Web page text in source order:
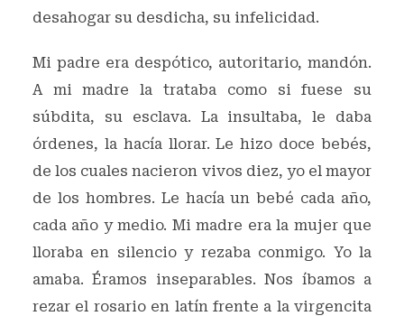
desahogar su desdicha, su infelicidad.
Mi padre era despótico, autoritario, mandón.
A mi madre la trataba como si fuese su
súbdita, su esclava. La insultaba, le daba
órdenes, la hacía llorar. Le hizo doce bebés,
de los cuales nacieron vivos diez, yo el mayor
de los hombres. Le hacía un bebé cada año,
cada año y medio. Mi madre era la mujer que
lloraba en silencio y rezaba conmigo. Yo la
amaba. Éramos inseparables. Nos íbamos a
rezar el rosario en latín frente a la virgencita